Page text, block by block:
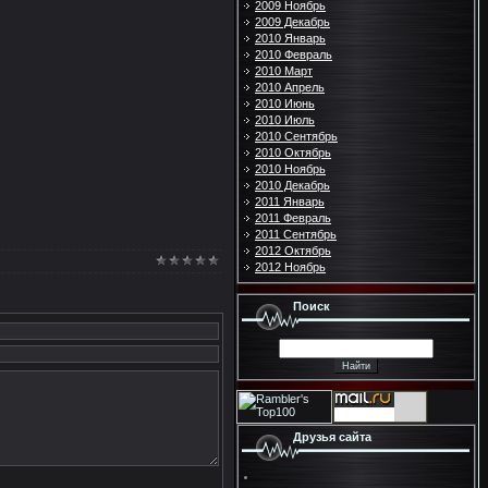
2009 Ноябрь
2009 Декабрь
2010 Январь
2010 Февраль
2010 Март
2010 Апрель
2010 Июнь
2010 Июль
2010 Сентябрь
2010 Октябрь
2010 Ноябрь
2010 Декабрь
2011 Январь
2011 Февраль
2011 Сентябрь
2012 Октябрь
2012 Ноябрь
Поиск
Друзья сайта